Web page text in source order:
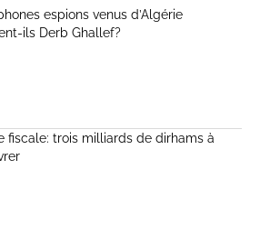
espions venus d’Algérie
ils Derb Ghallef?
fiscale: trois milliards de dirhams à